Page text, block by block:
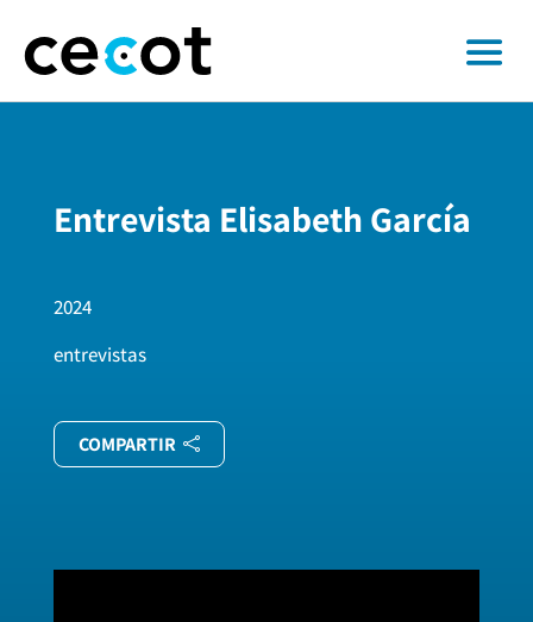
Entrevista Elisabeth García
2024
entrevistas
COMPARTIR